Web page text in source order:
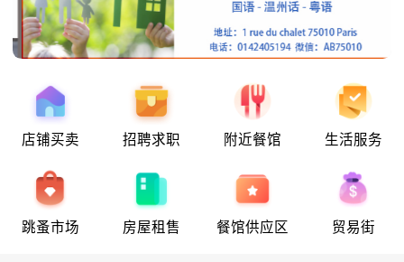
店铺买卖 招聘求职 附近餐馆 生活服务
跳蚤市场 房屋租售 餐馆供应区 贸易街
8月5日要闻：易捷航空八月罢工预警！
数字度假支票使用受限！警惕网络募捐
无栏杆收费站逃费将重罚！
多款避孕套因安全缺陷召回！